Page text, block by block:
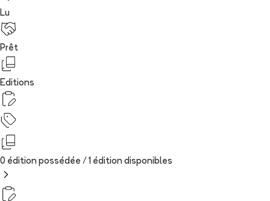
Lu
Prêt
Editions
0 édition possédée / 1 édition disponibles